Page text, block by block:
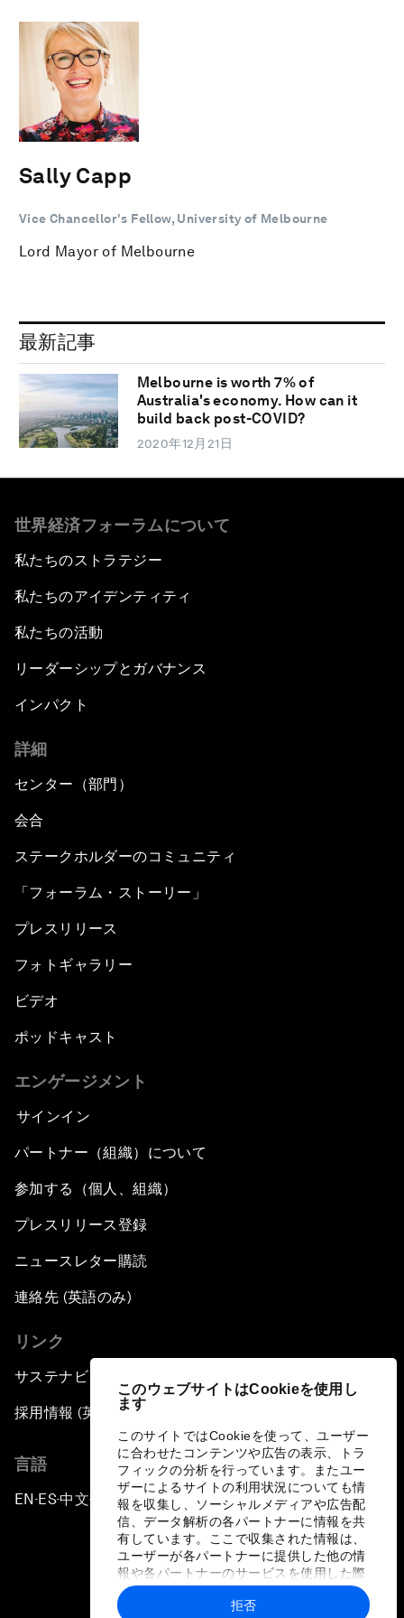
このウェブサイトはCookieを使用し
ます
このサイトではCookieを使って、ユーザー
に合わせたコンテンツや広告の表示、トラ
フィックの分析を行っています。またユー
ザーによるサイトの利用状況についても情
報を収集し、ソーシャルメディアや広告配
信、データ解析の各パートナーに情報を共
有しています。ここで収集された情報は、
ユーザーが各パートナーに提供した他の情
報や各パートナーのサービスを使用した際
に収集された情報と組み合わされ、各パー
トナーによって使用されることがありま
拒否
Sally Capp
Vice Chancellor's Fellow, University of Melbourne
Lord Mayor of Melbourne
最新記事
Melbourne is worth 7% of
Australia's economy. How can it
build back post-COVID?
2020年12月21日
世界経済フォーラムについて
私たちのストラテジー
私たちのアイデンティティ
私たちの活動
リーダーシップとガバナンス
インパクト
詳細
センター（部門）
会合
ステークホルダーのコミュニティ
「フォーラム・ストーリー」
プレスリリース
フォトギャラリー
ビデオ
ポッドキャスト
エンゲージメント
サインイン
パートナー（組織）について
参加する（個人、組織）
プレスリリース登録
ニュースレター購読
連絡先 (英語のみ)
リンク
サステナビリティへの取り組み
採用情報 (英語のみ)
言語
EN ▪ ES▪中文▪ 日本語